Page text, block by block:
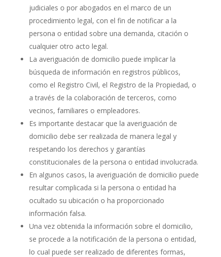
judiciales o por abogados en el marco de un
procedimiento legal, con el fin de notificar a la
persona o entidad sobre una demanda, citación o
cualquier otro acto legal.
La averiguación de domicilio puede implicar la
búsqueda de información en registros públicos,
como el Registro Civil, el Registro de la Propiedad, o
a través de la colaboración de terceros, como
vecinos, familiares o empleadores.
Es importante destacar que la averiguación de
domicilio debe ser realizada de manera legal y
respetando los derechos y garantías
constitucionales de la persona o entidad involucrada.
En algunos casos, la averiguación de domicilio puede
resultar complicada si la persona o entidad ha
ocultado su ubicación o ha proporcionado
información falsa.
Una vez obtenida la información sobre el domicilio,
se procede a la notificación de la persona o entidad,
lo cual puede ser realizado de diferentes formas,